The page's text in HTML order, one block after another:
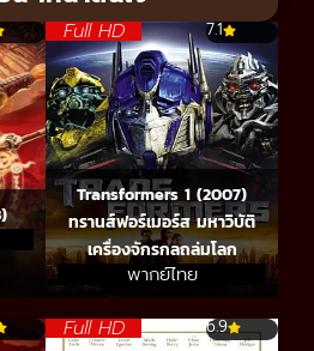
Full HD 7.1
Transformers 1 (2007)
ทรานส์ฟอร์เมอร์ส มหาวิบัติ
เครื่องจักรกลถล่มโลก
พากย์ไทย
Full HD 6.9